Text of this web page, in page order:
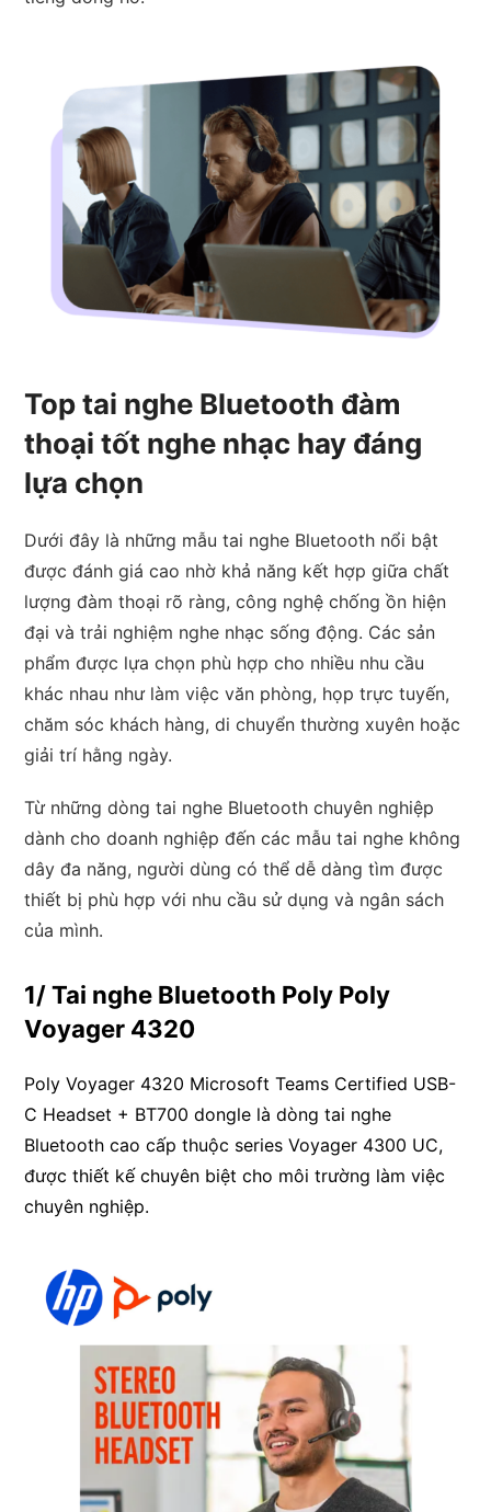
Top tai nghe Bluetooth đàm
thoại tốt nghe nhạc hay đáng
lựa chọn
Dưới đây là những mẫu tai nghe Bluetooth nổi bật
được đánh giá cao nhờ khả năng kết hợp giữa chất
lượng đàm thoại rõ ràng, công nghệ chống ồn hiện
đại và trải nghiệm nghe nhạc sống động. Các sản
phẩm được lựa chọn phù hợp cho nhiều nhu cầu
khác nhau như làm việc văn phòng, họp trực tuyến,
chăm sóc khách hàng, di chuyển thường xuyên hoặc
giải trí hằng ngày.
Từ những dòng tai nghe Bluetooth chuyên nghiệp
dành cho doanh nghiệp đến các mẫu tai nghe không
dây đa năng, người dùng có thể dễ dàng tìm được
thiết bị phù hợp với nhu cầu sử dụng và ngân sách
của mình.
1/ Tai nghe Bluetooth Poly Poly
Voyager 4320
Poly Voyager 4320 Microsoft Teams Certified USB-
C Headset + BT700 dongle là dòng tai nghe
Bluetooth cao cấp thuộc series Voyager 4300 UC,
được thiết kế chuyên biệt cho môi trường làm việc
chuyên nghiệp.